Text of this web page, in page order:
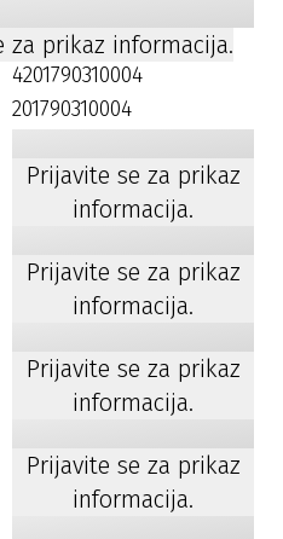
za prikaz informacija.
4201790310004
201790310004
Prijavite se za prikaz
informacija.
Prijavite se za prikaz
informacija.
Prijavite se za prikaz
informacija.
Prijavite se za prikaz
informacija.